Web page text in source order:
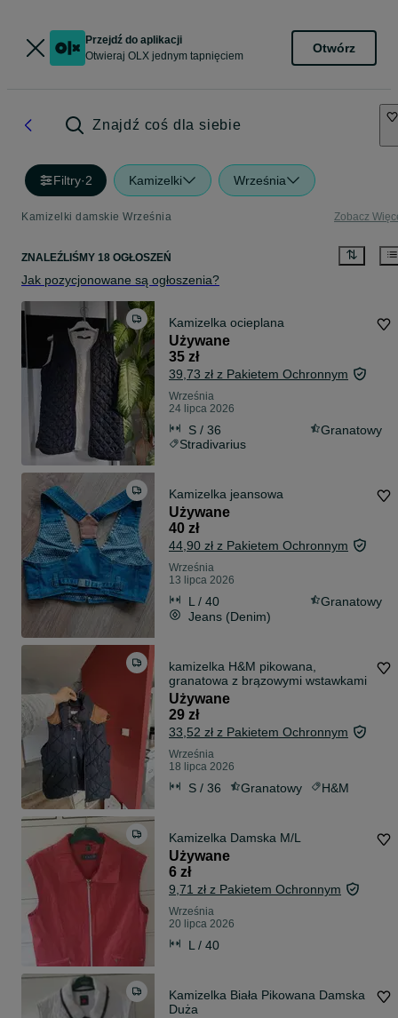
Przejdź do aplikacji
Otwieraj OLX jednym tapnięciem
Otwórz
Znajdź coś dla siebie
Filtry·2 Kamizelki Września
Kamizelki damskie Września Zobacz
ZNALEŹLIŚMY 18 OGŁOSZEŃ
Jak pozycjonowane są ogłoszenia?
Kamizelka ocieplana
Używane
35 zł
39,73 zł z Pakietem Ochronnym
Września
24 lipca 2026
S / 36
Granatowy
Stradivarius
Kamizelka jeansowa
Używane
40 zł
44,90 zł z Pakietem Ochronnym
Września
13 lipca 2026
L / 40
Granatowy
Jeans (Denim)
kamizelka H&M pikowana,
granatowa z brązowymi wstawkami
Używane
29 zł
33,52 zł z Pakietem Ochronnym
Września
18 lipca 2026
S / 36 Granatowy H&M
Kamizelka Damska M/L
Używane
6 zł
9,71 zł z Pakietem Ochronnym
Września
20 lipca 2026
L / 40
Kamizelka Biała Pikowana Damska
Duża